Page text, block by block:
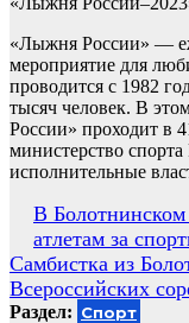
«Лыжня России» —
мероприятие для
проводится с 1982
тысяч человек. В
России» проходит в
министерство
исполнительные
Навигация
по
записям
В Болотнинском
атлетам за
Самбистка из
Всероссийских
Раздел: Спорт